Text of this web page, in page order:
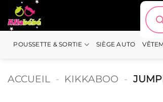
Passer
au
contenu
de
POUSSETTE & SORTIE SIÈGE AUTO
ACCUEIL - KIKKABOO -